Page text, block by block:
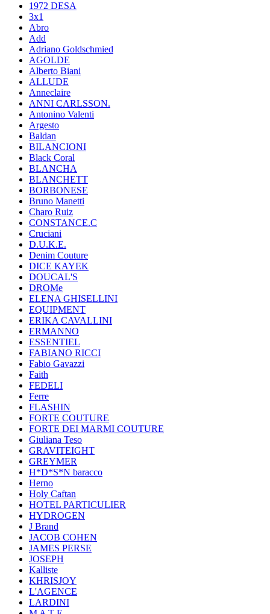
1972 DESA
3x1
Abro
Add
Adriano Goldschmied
AGOLDE
Alberto Biani
ALLUDE
Anneclaire
ANNI CARLSSON.
Antonino Valenti
Argesto
Baldan
BILANCIONI
Black Coral
BLANCHA
BLANCHETT
BORBONESE
Bruno Manetti
Charo Ruiz
CONSTANCE.C
Cruciani
D.U.K.E.
Denim Couture
DICE KAYEK
DOUCAL'S
DROMe
ELENA GHISELLINI
EQUIPMENT
ERIKA CAVALLINI
ERMANNO
ESSENTIEL
FABIANO RICCI
Fabio Gavazzi
Faith
FEDELI
Ferre
FLASHIN
FORTE COUTURE
FORTE DEI MARMI COUTURE
Giuliana Teso
GRAVITEIGHT
GREYMER
H*D*S*N baracco
Herno
Holy Caftan
HOTEL PARTICULIER
HYDROGEN
J Brand
JACOB COHEN
JAMES PERSE
JOSEPH
Kalliste
KHRISJOY
L'AGENCE
LARDINI